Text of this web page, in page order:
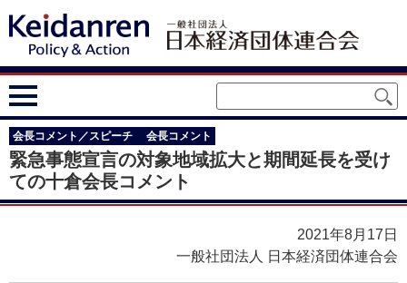
会長コメント／スピーチ 会長コメント
緊急事態宣言の対象地域拡大と期間延長を受け
ての十倉会長コメント
2021年8月17日
一般社団法人 日本経済団体連合会